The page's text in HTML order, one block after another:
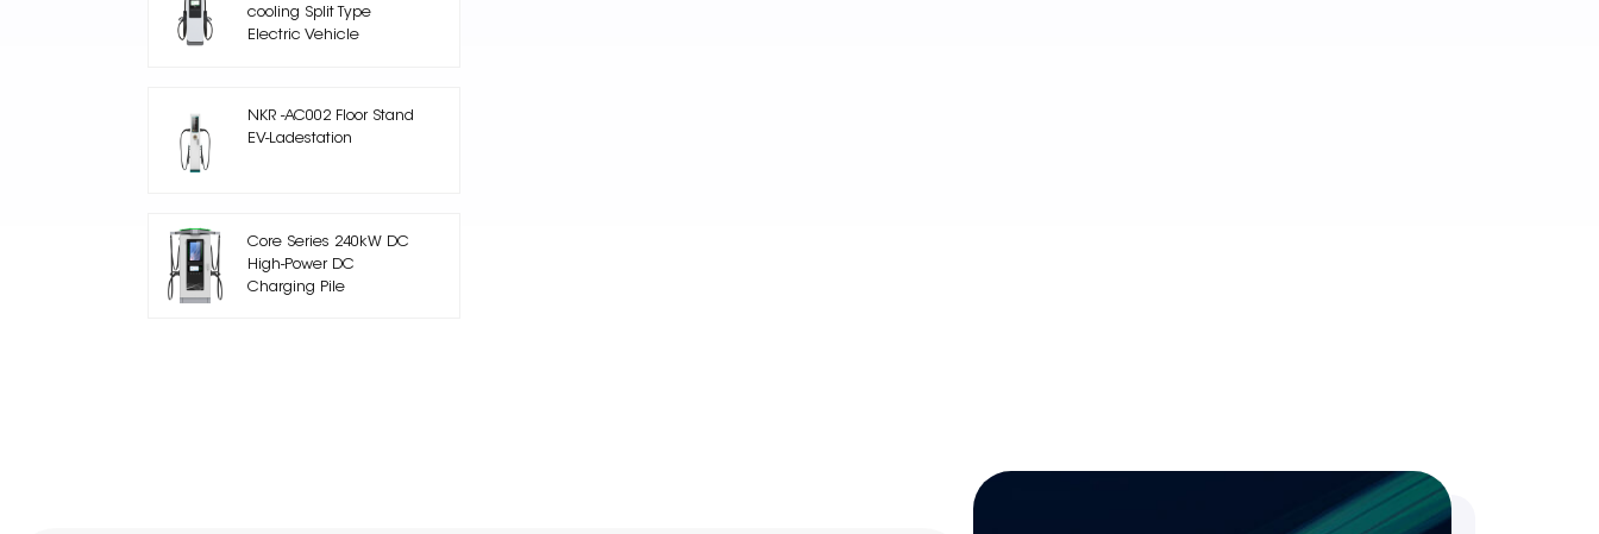
cooling Split Type
Electric Vehicle
NKR -AC002 Floor Stand
EV-Ladestation
Core Series 240kW DC
High-Power DC
Charging Pile